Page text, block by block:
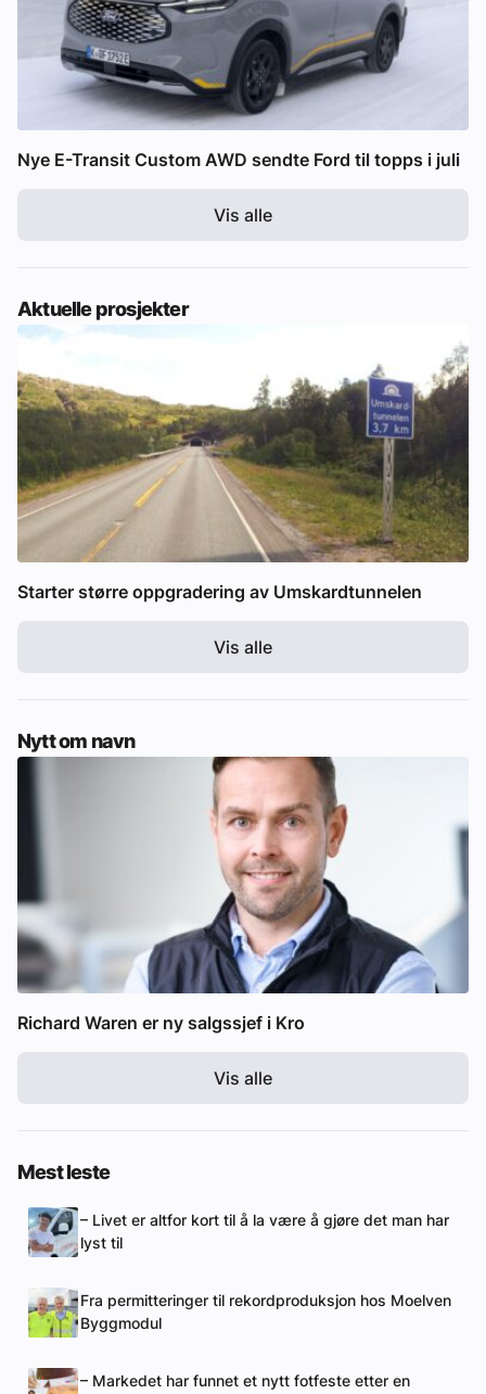
Nye E-Transit Custom AWD sendte Ford til topps i juli
Vis alle
Aktuelle prosjekter
Starter større oppgradering av Umskardtunnelen
Vis alle
Nytt om navn
Richard Waren er ny salgssjef i Kro
Vis alle
Mest leste
– Livet er altfor kort til å la være å gjøre det man har
lyst til
Fra permitteringer til rekordproduksjon hos Moelven
Byggmodul
– Markedet har funnet et nytt fotfeste etter en